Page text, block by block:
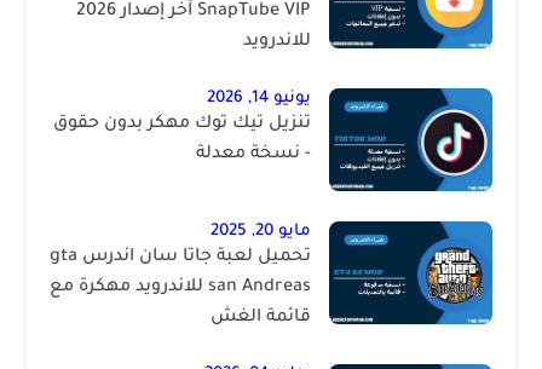
SnapTube VIP آخر إصدار 2026
للاندرويد
يونيو 14, 2026
تنزيل تيك توك مهكر بدون حقوق
- نسخة معدلة
مايو 20, 2025
تحميل لعبة جاتا سان اندرس gta
san Andreas للاندرويد مهكرة مع
قائمة الغش